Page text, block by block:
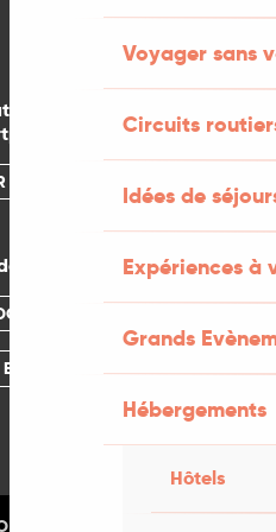
Voyager sans
Circuits
Idées de
Expériences à
Grands
Hébergements
Hôtels
sur votre
L'APPLICATION